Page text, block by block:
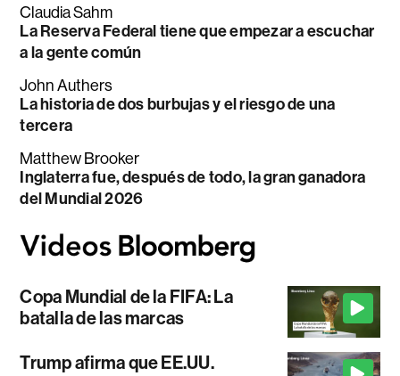
Claudia Sahm
La Reserva Federal tiene que empezar a escuchar
a la gente común
John Authers
La historia de dos burbujas y el riesgo de una
tercera
Matthew Brooker
Inglaterra fue, después de todo, la gran ganadora
del Mundial 2026
Copa Mundial de la FIFA: La
batalla de las marcas
Trump afirma que EE.UU.